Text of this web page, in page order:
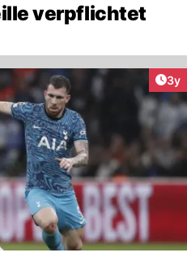
verpflichtet
3y